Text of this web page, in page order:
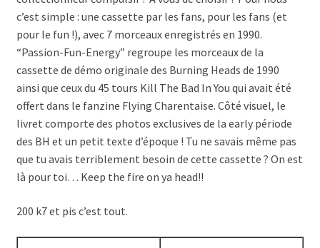
c’est simple : une cassette par les fans, pour les fans (et
pour le fun !), avec 7 morceaux enregistrés en 1990.
“Passion-Fun-Energy” regroupe les morceaux de la
cassette de démo originale des Burning Heads de 1990
ainsi que ceux du 45 tours Kill The Bad In You qui avait été
offert dans le fanzine Flying Charentaise. Côté visuel, le
livret comporte des photos exclusives de la early période
des BH et un petit texte d’époque ! Tu ne savais même pas
que tu avais terriblement besoin de cette cassette ? On est
là pour toi… Keep the fire on ya head!!
200 k7 et pis c’est tout.